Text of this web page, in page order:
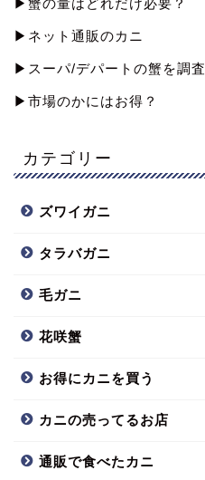
▶︎ネット通販のカニ
▶︎スーパ/デパートの蟹を調査
▶︎市場のかにはお得？
カテゴリー
ズワイガニ
タラバガニ
毛ガニ
花咲蟹
お得にカニを買う
カニの売ってるお店
通販で食べたカニ